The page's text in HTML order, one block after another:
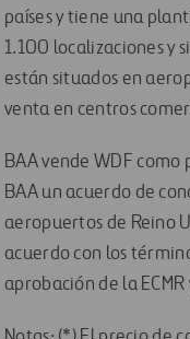
países y tiene una
1.100 localizaciones y
están situados en
venta en centros
BAA vende WDF
BAA un acuerdo de
aeropuertos de Reino
acuerdo con los
aprobación de la